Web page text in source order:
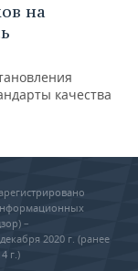
на
качества
–
2020 г. (ранее
г.)